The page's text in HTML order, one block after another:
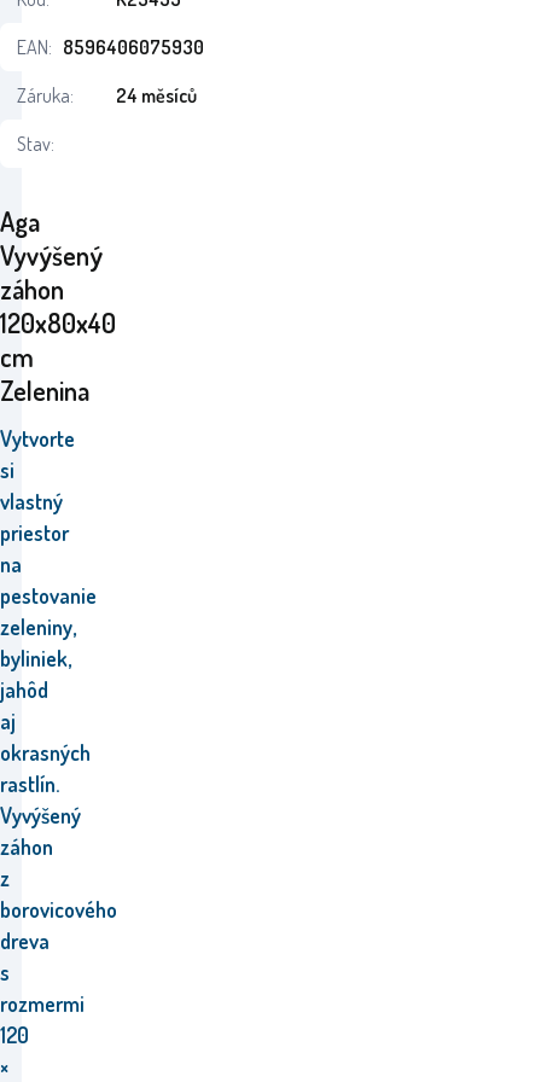
Aga
Vyvýšený
záhon
120x80x40
cm
Zelenina
Vytvorte
si
vlastný
priestor
na
pestovanie
zeleniny,
byliniek,
jahôd
aj
okrasných
rastlín.
Vyvýšený
záhon
z
borovicového
dreva
s
rozmermi
120
×
EAN: 8596406075930
Záruka:
24 měsíců
Stav: